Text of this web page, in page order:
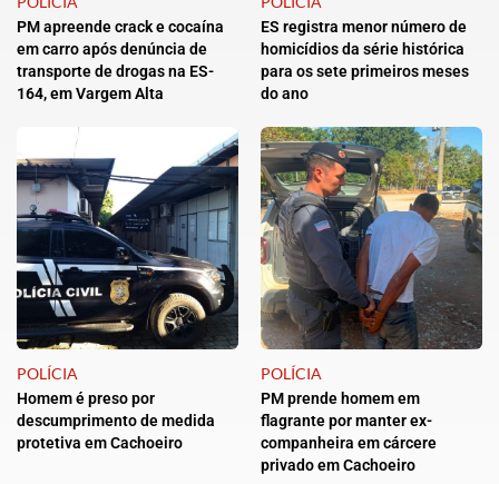
PM apreende crack e cocaína
em carro após denúncia de
transporte de drogas na ES-
164, em Vargem Alta
ES registra menor número de
homicídios da série histórica
para os sete primeiros meses
do ano
POLÍCIA
Homem é preso por
descumprimento de medida
protetiva em Cachoeiro
POLÍCIA
PM prende homem em
flagrante por manter ex-
companheira em cárcere
privado em Cachoeiro